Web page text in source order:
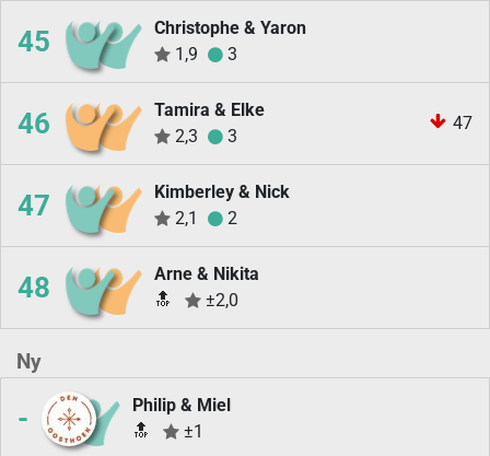
45
Christophe & Yaron
1,9
3
46
Tamira & Elke
2,3
3
47
47
Kimberley & Nick
2,1
2
48
Arne & Nikita
🔝
±2,0
Ny
-
Philip & Miel
🔝
±1